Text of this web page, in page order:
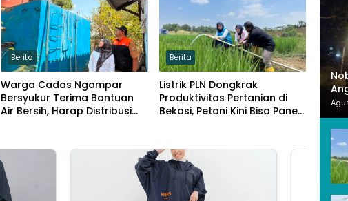
Berita
Warga Cadas Ngampar
Bersyukur Terima Bantuan
Air Bersih, Harap Distribusi
Berita
Listrik PLN Dongkrak
Produktivitas Pertanian di
Bekasi, Petani Kini Bisa Panen